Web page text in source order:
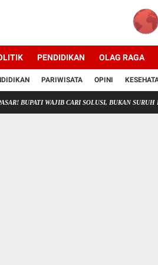
PENDIDIKAN OLAG RAGA
PARIWISATA OPINI
WAJIB CARI SOLUSI, BUKAN SURUH RAKYAT